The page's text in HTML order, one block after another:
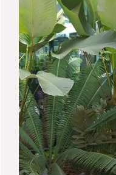
Iberoamericanos
impulsar la
hidrológica en el
Iberoamérica.